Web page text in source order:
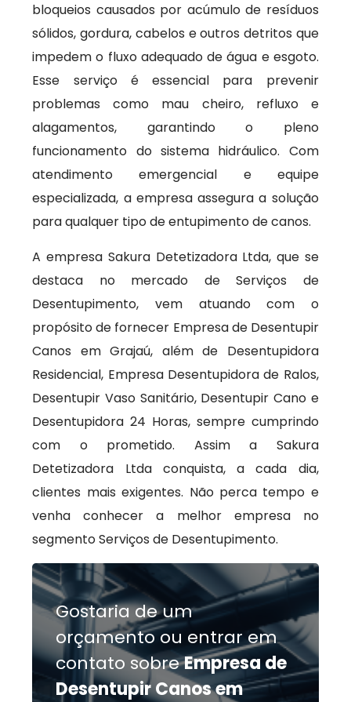
bloqueios causados por acúmulo de resíduos
sólidos, gordura, cabelos e outros detritos que
impedem o fluxo adequado de água e esgoto.
Esse serviço é essencial para prevenir
problemas como mau cheiro, refluxo e
alagamentos, garantindo o pleno
funcionamento do sistema hidráulico. Com
atendimento emergencial e equipe
especializada, a empresa assegura a solução
para qualquer tipo de entupimento de canos.
A empresa Sakura Detetizadora Ltda, que se
destaca no mercado de Serviços de
Desentupimento, vem atuando com o
propósito de fornecer Empresa de Desentupir
Canos em Grajaú, além de Desentupidora
Residencial, Empresa Desentupidora de Ralos,
Desentupir Vaso Sanitário, Desentupir Cano e
Desentupidora 24 Horas, sempre cumprindo
com o prometido. Assim a Sakura
Detetizadora Ltda conquista, a cada dia,
clientes mais exigentes. Não perca tempo e
venha conhecer a melhor empresa no
segmento Serviços de Desentupimento.
Gostaria de um
orçamento ou entrar em
contato sobreEmpresa de
Desentupir Canos em